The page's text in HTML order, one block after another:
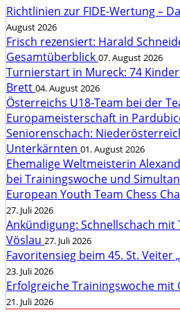
Richtlinien zur FIDE-Wertung –
August 2026
Frisch rezensiert: Harald
Gesamtüberblick 07. August 2026
Turnierstart in Mureck: 74
Brett 04. August 2026
Österreichs U18-Team bei der
Europameisterschaft in
Seniorenschach:
Unterkärnten 01. August 2026
Ehemalige Weltmeisterin
bei Trainingswoche und
European Youth Team Chess
27. Juli 2026
Ankündigung: Schnellschach
Vöslau 27. Juli 2026
Favoritensieg beim 45. St. Veiter
23. Juli 2026
Erfolgreiche Trainingswoche mit
21. Juli 2026